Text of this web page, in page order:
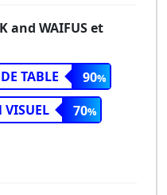
and WAIFUS et
TABLE
90
VISUEL
70